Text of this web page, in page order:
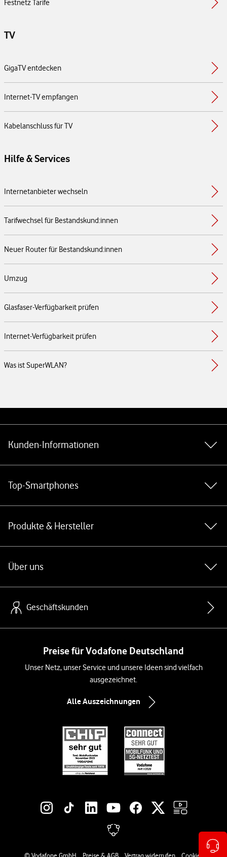
Festnetz Tarife
TV
GigaTV entdecken
Internet-TV empfangen
Kabelanschluss für TV
Hilfe & Services
Internetanbieter wechseln
Tarifwechsel für Bestandskund:innen
Neuer Router für Bestandskund:innen
Umzug
Glasfaser-Verfügbarkeit prüfen
Internet-Verfügbarkeit prüfen
Was ist SuperWLAN?
Kunden-Informationen
Top-Smartphones
Produkte & Hersteller
Über uns
Geschäftskunden
Preise für Vodafone Deutschland
Unser Netz, unser Service und unsere Ideen sind vielfach
ausgezeichnet.
Alle Auszeichnungen
Social-Media-Links